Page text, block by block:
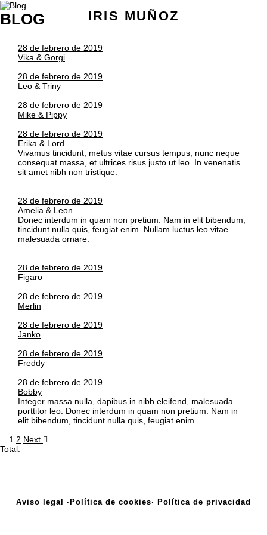
IRIS MUÑOZ
BLOG
28 de febrero de 2019
Vika & Gorgi
28 de febrero de 2019
Leo & Triny
28 de febrero de 2019
Mike & Pippy
28 de febrero de 2019
Erika & Lord
Vivamus tincidunt, metus vitae cursus tempus, nunc neque
consequat massa, et ultrices risus justo ut leo. In venenatis
sit amet nibh non tristique.
28 de febrero de 2019
Amelia & Leon
Donec interdum in quam non pretium. Nam in elit bibendum,
tincidunt nulla quis, feugiat enim. Nullam luctus leo vitae
malesuada ornare.
28 de febrero de 2019
Figaro
28 de febrero de 2019
Merlin
28 de febrero de 2019
Janko
28 de febrero de 2019
Freddy
28 de febrero de 2019
Bobby
Integer massa nulla, dapibus in nibh eleifend, malesuada
porttitor leo. Donec interdum in quam non pretium. Nam in
elit bibendum, tincidunt nulla quis, feugiat enim.
1 2 Next
Aviso legal · Política de cookies· Política de privacidad
Total: